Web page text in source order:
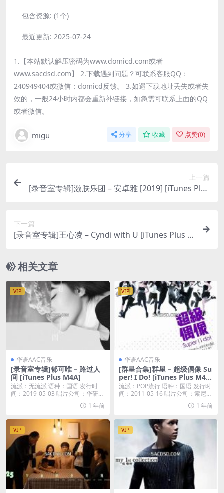
包含资源: (1个)
最近更新: 2025-07-24
1.【本站默认解压密码为www.domicd.com或者
www.sacdsd.com】 2.下载遇到问题？可联系客服QQ：
240949404或微信：domicd反馈。 3.如遇下载地址丢失或者失
效的，一般24小时内都会重新补链接，如急需可联系上面的QQ
或者微信。
migu 分享 收藏 点赞(0)
上一篇
[录音室专辑]激肤乐团 – 安卓雅 [2019] [iTunes Plus
下一篇
[录音室专辑]王心凌 – Cyndi with U [iTunes Plus M
相关文章
VIP
华语AAC音乐
[录音室专辑]郁可唯 – 路过人
间 [iTunes Plus M4A]
流派：无流派 语种：国语 发行时
间：2019-05-03 唱片公司：华研国
1 年前
VIP
华语AAC音乐
[群星合集]群星 – 超级偶像 Su
per! I Do! [iTunes Plus M4
A]
流派：POP流行 语种：国语 发行时
间：2011-05-16 唱片公司：索尼音
1 年前
VIP VIP